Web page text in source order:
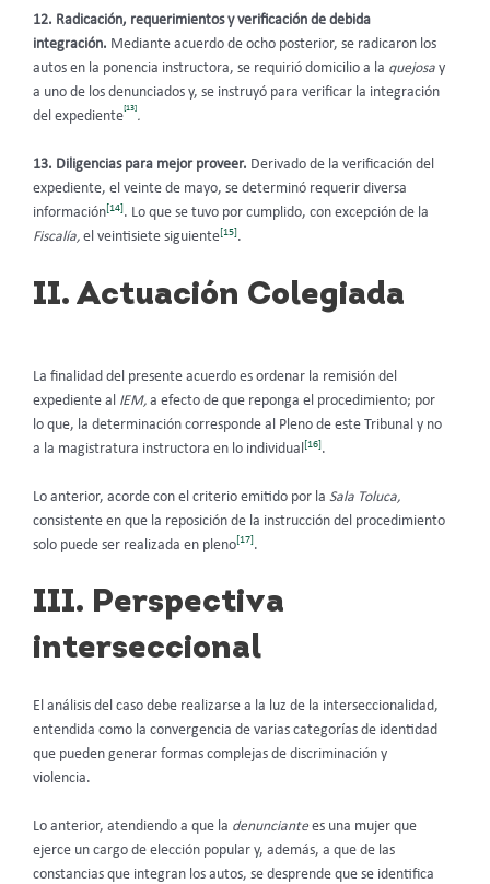
12. Radicación, requerimientos y verificación de debida
integración. Mediante acuerdo de ocho posterior, se radicaron los
autos en la ponencia instructora, se requirió domicilio a la quejosa y
a uno de los denunciados y, se instruyó para verificar la integración
del expediente
[13]
.
13. Diligencias para mejor proveer. Derivado de la verificación del
expediente, el veinte de mayo, se determinó requerir diversa
información[14]. Lo que se tuvo por cumplido, con excepción de la
Fiscalía, el veintisiete siguiente[15].
II. Actuación Colegiada
La finalidad del presente acuerdo es ordenar la remisión del
expediente al IEM, a efecto de que reponga el procedimiento; por
lo que, la determinación corresponde al Pleno de este Tribunal y no
a la magistratura instructora en lo individual [16].
Lo anterior, acorde con el criterio emitido por la Sala Toluca,
consistente en que la reposición de la instrucción del procedimiento
solo puede ser realizada en pleno [17] .
III. Perspectiva
interseccional
El análisis del caso debe realizarse a la luz de la interseccionalidad,
entendida como la convergencia de varias categorías de identidad
que pueden generar formas complejas de discriminación y
violencia.
Lo anterior, atendiendo a que la denunciantees una mujer que
ejerce un cargo de elección popular y, además, a que de las
constancias que integran los autos, se desprende que se identifica